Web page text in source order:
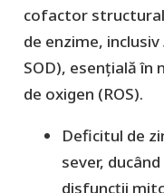
cofactor
de enzime, inclusiv
SOD), esențială în
de oxigen (ROS).
​Deficitul de
sever,
disfuncții